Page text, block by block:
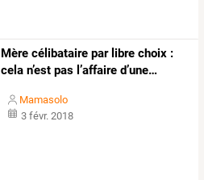
Mère célibataire parlibre choix :
cela n’est pas l’affaire d’une…
Mamasolo
3 févr. 2018